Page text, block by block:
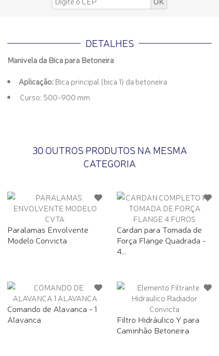
DETALHES
Manivela da Bica para Betoneira
Aplicação: Bica principal (bica 1) da betoneira
Curso: 500-900 mm
30 OUTROS PRODUTOS NA MESMA
CATEGORIA
Paralamas Envolvente
Modelo Convicta
Cardan para Tomada de
Força Flange Quadrada -
4...
Comando de Alavanca - 1
Alavanca
Filtro Hidráulico Y para
Caminhão Betoneira